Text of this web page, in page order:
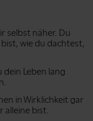
selbst näher. Du
wie du dachtest,
dein Leben lang
in Wirklichkeit gar
bist.